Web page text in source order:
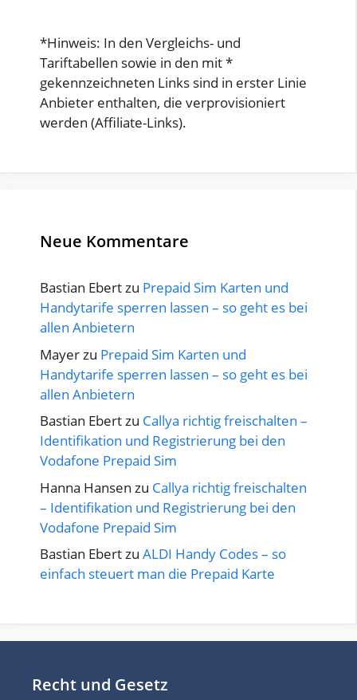
*Hinweis: In den Vergleichs- und
Tariftabellen sowie in den mit *
gekennzeichneten Links sind in erster Linie
Anbieter enthalten, die verprovisioniert
werden (Affiliate-Links).
Neue Kommentare
Bastian Ebertzu Prepaid Sim Karten und
Handytarife sperren lassen – so geht es bei
allen Anbietern
Mayer zu Prepaid Sim Karten und
Handytarife sperren lassen – so geht es bei
allen Anbietern
Bastian Ebertzu Callya richtig freischalten –
Identifikation und Registrierung bei den
Vodafone Prepaid Sim
Hanna Hansen zu Callya richtig freischalten
– Identifikation und Registrierung bei den
Vodafone Prepaid Sim
Bastian Ebertzu ALDI Handy Codes – so
einfach steuert man die Prepaid Karte
Recht und Gesetz